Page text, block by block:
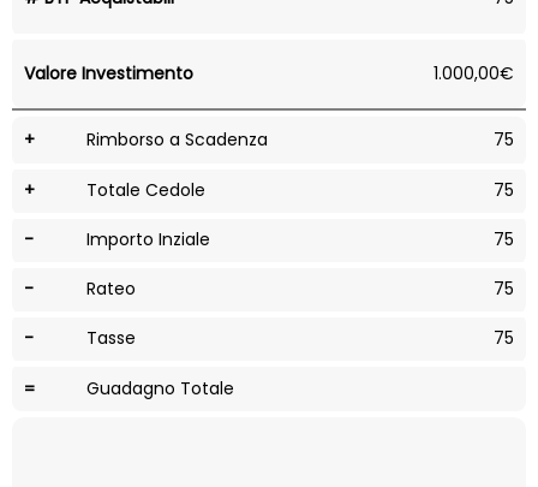
Valore Investimento 1.000,00€
+ Rimborso a Scadenza 75
+ Totale Cedole 75
- Importo Inziale 75
- Rateo 75
- Tasse 75
= Guadagno Totale